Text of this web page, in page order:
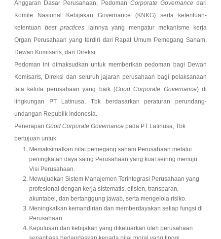
Anggaran Dasar Perusahaan, Pedoman Corporate Governancedari
Komite Nasional Kebijakan Governance (KNKG) serta ketentuan-
ketentuan best practiceslainnya yang mengatur mekanisme kerja
Organ Perusahaan yang terdiri dari Rapat Umum Pemegang Saham,
Dewan Komisaris, dan Direksi.
Pedoman ini dimaksudkan untuk memberikan pedoman bagi Dewan
Komisaris, Direksi dan seluruh jajaran perusahaan bagi pelaksanaan
tata kelola perusahaan yang baik (Good Corporate Governance) di
lingkungan PT Latinusa, Tbk berdasarkan peraturan perundang-
undangan Republik Indonesia.
Penerapan Good Corporate Governance pada PT Latinusa, Tbk
bertujuan untuk:
Memaksimalkan nilai pemegang saham Perusahaan melalui
peningkatan daya saing Perusahaan yang kuat seiring menuju
Visi Perusahaan.
Mewujudkan Sistem Manajemen Terintegrasi Perusahaan yang
profesional dengan kerja sistematis, efisien, transparan,
akuntabel, dan bertanggung jawab, serta mengelola risiko.
Meningkatkan kemandirian dan memberdayakan setiap fungsi di
Perusahaan.
Keputusan dan kebijakan yang dikeluarkan oleh perusahaan